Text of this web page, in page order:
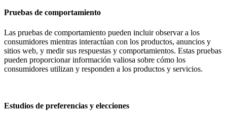
Pruebas de comportamiento
Las pruebas de comportamiento pueden incluir observar a los
consumidores mientras interactúan con los productos, anuncios y
sitios web, y medir sus respuestas y comportamientos. Estas pruebas
pueden proporcionar información valiosa sobre cómo los
consumidores utilizan y responden a los productos y servicios.
Estudios de preferencias y elecciones